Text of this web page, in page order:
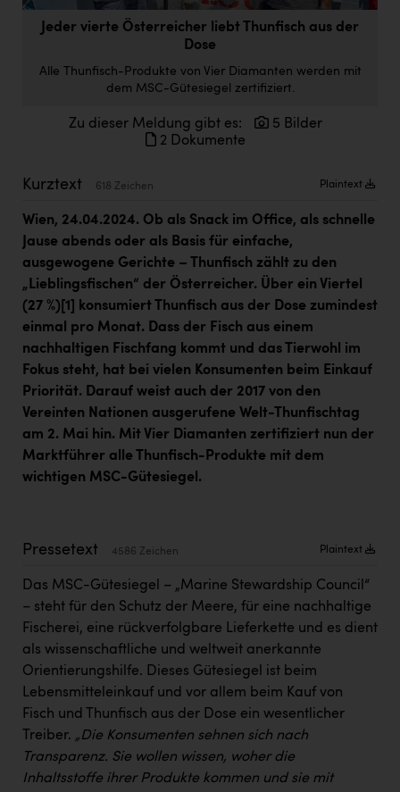
Firmenradl
HIG Infomotion Group
IFE Austria GmbH
Immotech
INTERSPAR
INTERSPORT Austria
Jesolo
Jane Goodall Institute Austria
Kärcher
KEBA
KLIPP Frisör
Kleider Bauer
Kremsmüller Anlagenbau GmbH
Maximarkt
Oldtimer Raststationen und Motorhotels
Österreichischer Kachelofenverband
Orlen
Passage Linz
Jeder vierte Österreicher liebt Thunfisch aus der
Dose
Alle Thunfisch-Produkte von Vier Diamanten werden mit
dem MSC-Gütesiegel zertifiziert.
Zu dieser Meldung gibt es:
5 Bilder
2 Dokumente
Kurztext 618 Zeichen Plaintext
Wien, 24.04.2024. Ob als Snack im Office, als schnelle
Jause abends oder als Basis für einfache,
ausgewogene Gerichte – Thunfisch zählt zu den
„Lieblingsfischen“ der Österreicher. Über ein Viertel
(27 %) [1]
konsumiert Thunfisch aus der Dose zumindest
einmal pro Monat. Dass der Fisch aus einem
nachhaltigen Fischfang kommt und das Tierwohl im
Fokus steht, hat bei vielen Konsumenten beim Einkauf
Priorität. Darauf weist auch der 2017 von den
Vereinten Nationen ausgerufene Welt-Thunfischtag
am 2. Mai hin. Mit Vier Diamanten zertifiziert nun der
Marktführer alle Thunfisch-Produkte mit dem
wichtigen MSC-Gütesiegel.
Pressetext 4586 Zeichen Plaintext
Das MSC-Gütesiegel – „Marine Stewardship Council“
– steht für den Schutz der Meere, für eine nachhaltige
Fischerei, eine rückverfolgbare Lieferkette und es dient
als wissenschaftliche und weltweit anerkannte
Orientierungshilfe. Dieses Gütesiegel ist beim
Lebensmitteleinkauf und vor allem beim Kauf von
Fisch und Thunfisch aus der Dose ein wesentlicher
Treiber. „Die Konsumenten sehnen sich nach
Transparenz. Sie wollen wissen, woher die
Inhaltsstoffe ihrer Produkte kommen und sie mit